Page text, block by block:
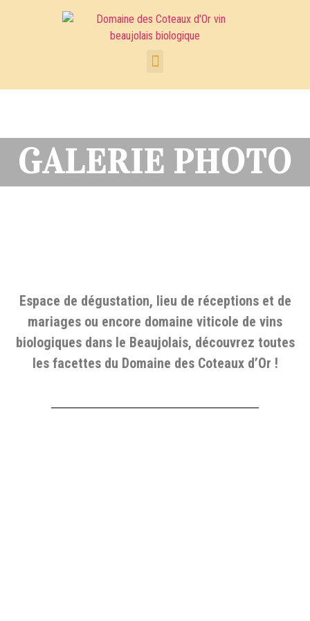
GALERIE PHOTO
Espace de dégustation, lieu de réceptions et de
mariages ou encore domaine viticole de vins
biologiques dans le Beaujolais, découvrez toutes
les facettes du Domaine des Coteaux d’Or !